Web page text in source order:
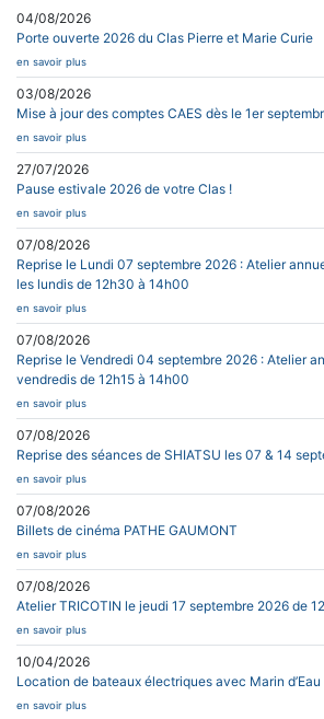
04/08/2026
Porte ouverte 2026 du Clas Pierre et Marie Curie
en savoir plus
03/08/2026
Mise à jour des comptes CAES dès le 1er
en savoir plus
27/07/2026
Pause estivale 2026 de votre Clas !
en savoir plus
07/08/2026
Reprise le Lundi 07 septembre 2026 : Atelier
les lundis de 12h30 à 14h00
en savoir plus
07/08/2026
Reprise le Vendredi 04 septembre 2026 : Atelier
vendredis de 12h15 à 14h00
en savoir plus
07/08/2026
Reprise des séances de SHIATSU les 07 & 14
en savoir plus
07/08/2026
Billets de cinéma PATHE GAUMONT
en savoir plus
07/08/2026
Atelier TRICOTIN le jeudi 17 septembre 2026 de
en savoir plus
10/04/2026
Location de bateaux électriques avec Marin
en savoir plus